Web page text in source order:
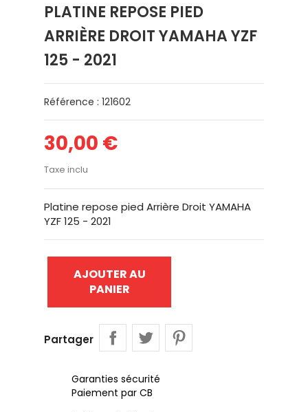
PLATINE REPOSE PIED
ARRIÈRE DROIT YAMAHA YZF
125 - 2021
Référence : 121602
30,00 €
Taxe inclu
Platine repose pied Arrière Droit YAMAHA
YZF 125 - 2021
AJOUTER AU
PANIER
Partager
Garanties sécurité
Paiement par CB